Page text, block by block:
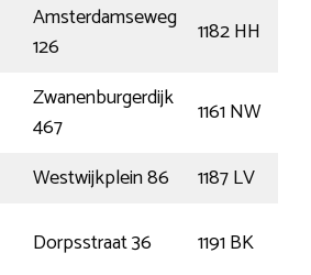
Amsterdamseweg
126
1182 HH
Zwanenburgerdijk
467
1161 NW
Westwijkplein 86 1187 LV
Dorpsstraat 36 1191 BK